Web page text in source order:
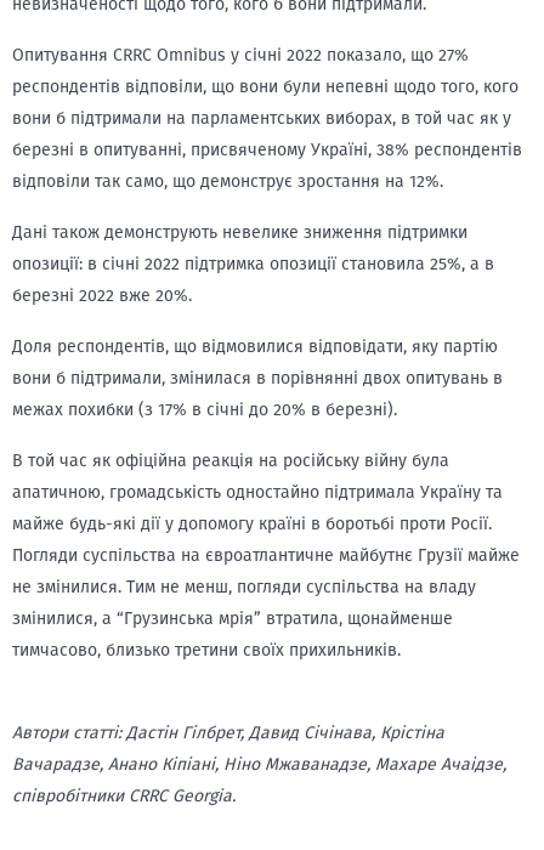
невизначеності щодо того, кого б вони підтримали.
Опитування CRRC Omnibus у січні 2022 показало, що 27%
респондентів відповіли, що вони були непевні щодо того, кого
вони б підтримали на парламентських виборах, в той час як у
березні в опитуванні, присвяченому Україні, 38% респондентів
відповіли так само, що демонструє зростання на 12%.
Дані також демонструють невелике зниження підтримки
опозиції: в січні 2022 підтримка опозиції становила 25%, а в
березні 2022 вже 20%.
Доля респондентів, що відмовилися відповідати, яку партію
вони б підтримали, змінилася в порівнянні двох опитувань в
межах похибки (з 17% в січні до 20% в березні).
В той час як офіційна реакція на російську війну була
апатичною, громадськість одностайно підтримала Україну та
майже будь-які дії у допомогу країні в боротьбі проти Росії.
Погляди суспільства на євроатлантичне майбутнє Грузії майже
не змінилися. Тим не менш, погляди суспільства на владу
змінилися, а “Грузинська мрія” втратила, щонайменше
тимчасово, близько третини своїх прихильників.
Автори статті: Дастін Гілбрет, Давид Січінава, Крістіна
Вачарадзе, Анано Кіпіані, Ніно Мжаванадзе, Махаре Ачаідзе,
співробітники CRRC Georgia.